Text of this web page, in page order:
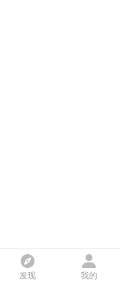
发现 我的